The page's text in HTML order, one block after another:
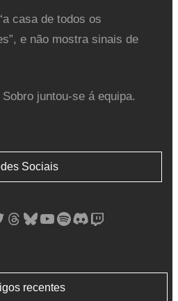
casa de todos os
e não mostra sinais de
juntou-se á equipa.
Sociais
Threads Bluesky YouTube Spotify Discord Twitch
recentes